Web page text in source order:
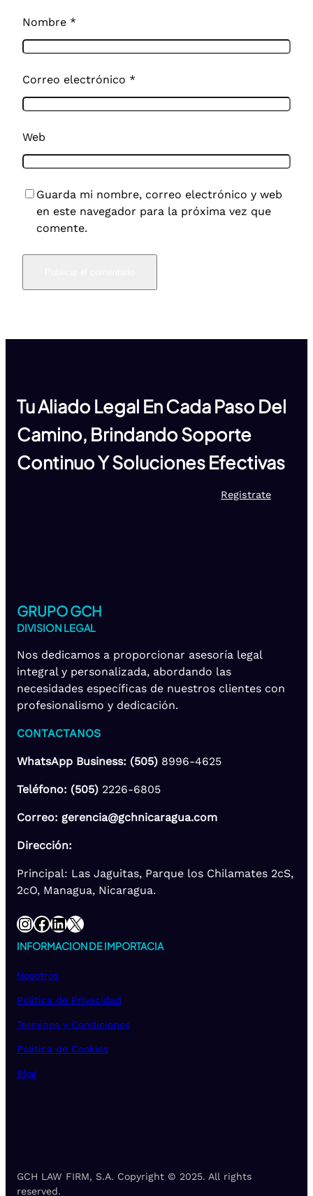
Nombre *
Correo electrónico *
Web
Guarda mi nombre, correo electrónico y web
en este navegador para la próxima vez que
comente.
Tu Aliado Legal En Cada Paso Del
Camino, Brindando Soporte
Continuo Y Soluciones Efectivas
Registrate
GRUPO GCH
DIVISION LEGAL
Nos dedicamos a proporcionar asesoría legal
integral y personalizada, abordando las
necesidades específicas de nuestros clientes con
profesionalismo y dedicación.
CONTACTANOS
WhatsApp Business: (505) 8996-4625
Teléfono: (505) 2226-6805
Correo: gerencia@gchnicaragua.com
Dirección:
Principal: Las Jaguitas, Parque los Chilamates 2cS,
2cO, Managua, Nicaragua.
InstagramFacebook LinkedIn X
INFORMACION DE IMPORTACIA
Nosotros
Política de Privacidad
Terminos y Condiciones
Politica de Cookies
Blog
GCH LAW FIRM, S.A. Copyright © 2025. All rights
reserved.